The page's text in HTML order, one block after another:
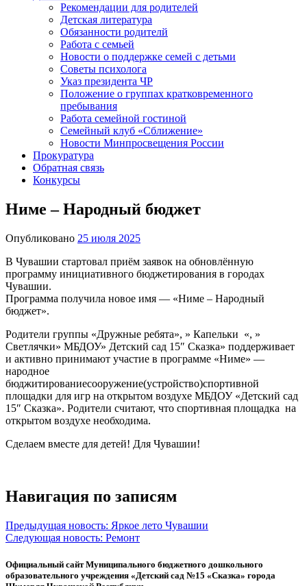
Рекомендации для родителей
Детская литература
Обязанности родителй
Работа с семьей
Новости о поддержке семей с детьми
Советы психолога
Указ президента ЧР
Положение о группах кратковременного
пребывания
Работа семейной гостиной
Семейный клуб «Сближение»
Новости Минпросвещения России
Прокуратура
Обратная связь
Конкурсы
Ниме – Народный бюджет
Опубликовано 25 июля 2025
В Чувашии стартовал приём заявок на обновлённую
программу инициативного бюджетирования в городах
Чувашии.
Программа получила новое имя — «Ниме – Народный
бюджет».
Родители группы «Дружные ребята», » Капельки «, »
Светлячки» МБДОУ» Детский сад 15″ Сказка» поддерживает
и активно принимают участие в программе «Ниме» —
народное
бюджитированиесооружение(устройство)спортивной
площадки для игр на открытом воздухе МБДОУ «Детский сад
15″ Сказка». Родители считают, что спортивная площадка на
открытом воздухе необходима.
Сделаем вместе для детей! Для Чувашии!
Навигация по записям
Предыдущая новость: Яркое лето Чувашии
Следующая новость: Ремонт
Официальный сайт Муниципального бюджетного дошкольного
образовательного учреждения «Детский сад №15 «Сказка» города